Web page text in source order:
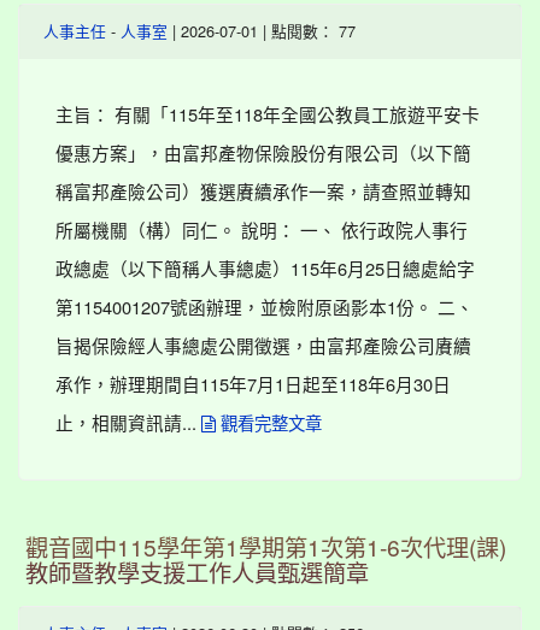
人事主任 - 人事室 | 2026-07-01 | 點閱數： 77
主旨： 有關「115年至118年全國公教員工旅遊平安卡
優惠方案」，由富邦產物保險股份有限公司（以下簡
稱富邦產險公司）獲選賡續承作一案，請查照並轉知
所屬機關（構）同仁。 說明： 一、 依行政院人事行
政總處（以下簡稱人事總處）115年6月25日總處給字
第1154001207號函辦理，並檢附原函影本1份。 二、
旨揭保險經人事總處公開徵選，由富邦產險公司賡續
承作，辦理期間自115年7月1日起至118年6月30日
止，相關資訊請...
觀看完整文章
觀音國中115學年第1學期第1次第1-6次代理(課)
教師暨教學支援工作人員甄選簡章